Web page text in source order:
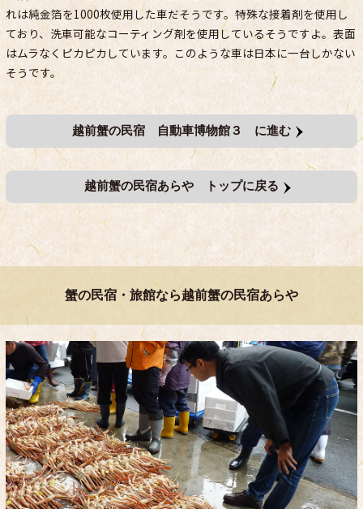
れは純金箔を1000枚使用した車だそうです。特殊な接着剤を使用し
ており、洗車可能なコーティング剤を使用しているそうですよ。表面
はムラなくピカピカしています。このような車は日本に一台しかない
そうです。
越前蟹の民宿 自動車博物館３ に進む
越前蟹の民宿あらや トップに戻る
蟹の民宿・旅館なら越前蟹の民宿あらや